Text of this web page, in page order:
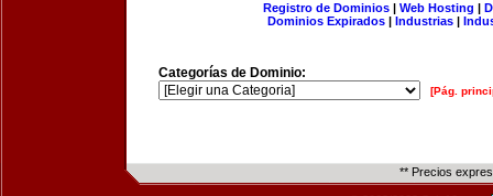
Registro de Dominios| Web Hosting |
Dominios Expirados | Industrias |
Categorías de Dominio:
[Pág.
** Precios